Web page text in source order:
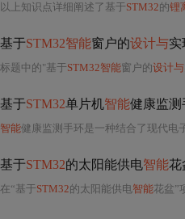
以上知识点详细阐述了基于STM32的锂
基于STM32智能窗户的设计与实
标题中的"基于STM32智能窗户的设计与
基于STM32单片机智能健康监测
智能健康监测手环是一种结合了现代电子技术和健
基于STM32的太阳能供电智能花
在“基于STM32的太阳能供电智能花盆”